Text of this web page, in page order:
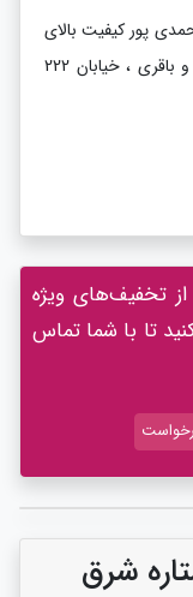
پور کیفیت بالای
خدمات واقع در تهران ، بین بلوار اردیبهشت و باقری ، خیابان 222
از تخفیف‌های ویژه
تا با شما تماس
شرق